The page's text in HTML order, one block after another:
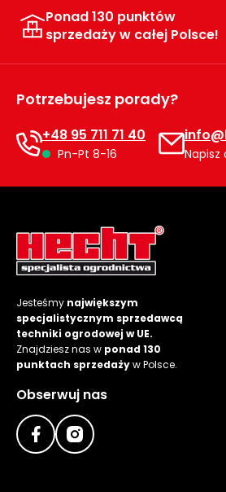
Ponad 130 punktów
sprzedaży w całej Polsce!
Potrzebujesz porady?
+48 95 711 71 40
Pn-Pt 8-16 Napisz
Jesteśmy największym
specjalistycznym sprzedawcą
techniki ogrodowej w UE.
Znajdziesz nas w ponad 130
punktach sprzedażyw Polsce.
Obserwuj nas